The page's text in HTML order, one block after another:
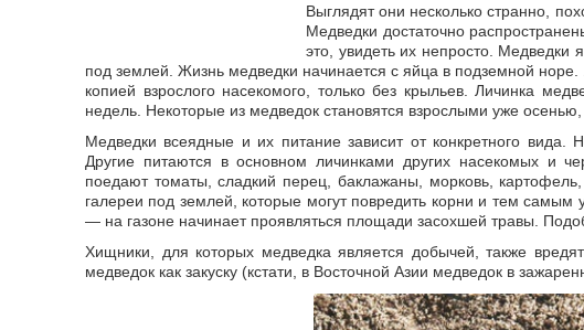
Выглядят они несколько странно,
Медведки достаточно
это, увидеть их непросто.
под землей. Жизнь медведки начинается с яйца в подземной
копией взрослого насекомого, только без крыльев. Личинка
недель. Некоторые из медведок становятся взрослыми уже
Медведки всеядные и их питание зависит от конкретного
Другие питаются в основном личинками других насекомых и
поедают томаты, сладкий перец, баклажаны, морковь,
галереи под землей, которые могут повредить корни и тем
― на газоне начинает проявляться площади засохшей травы.
Хищники, для которых медведка является добычей, также
медведок как закуску (кстати, в Восточной Азии медведок в